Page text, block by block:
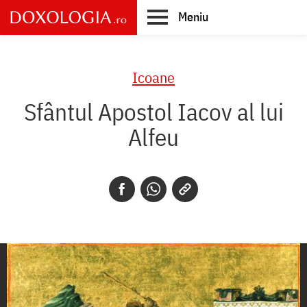
Skip
to
main
Meniu
Icoane
Sfântul Apostol Iacov al lui
Alfeu